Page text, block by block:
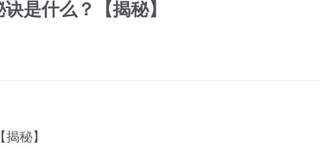
是什么？【揭秘】